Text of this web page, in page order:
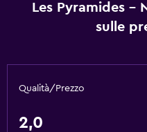
Cose da fare
Tavolo da biliardo
Di base
Les Pyramides -
sulle
Qualità/Prezzo
2,0